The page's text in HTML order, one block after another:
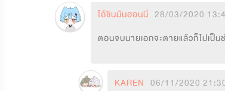
ไอ้ชินมันฮอนนี่ 28/03/2020
ตอนจบนายเอกจะตายแล้วก็ไปเป็
KAREN 06/11/2020